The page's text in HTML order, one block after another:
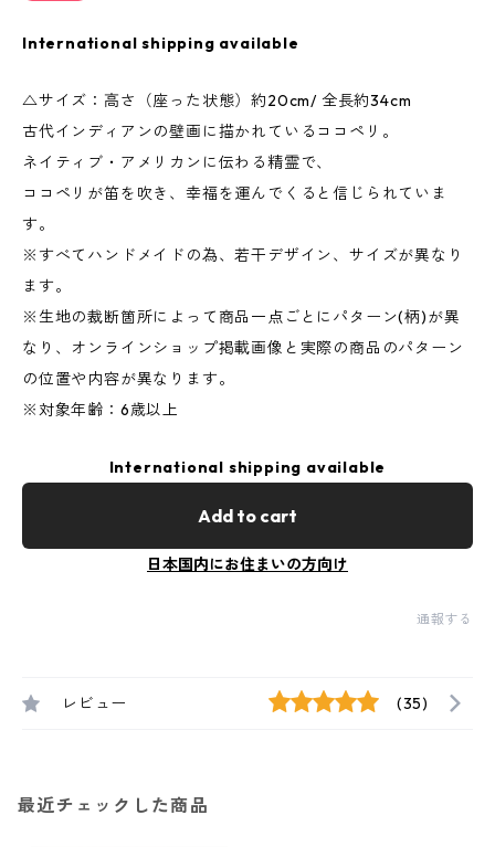
International shipping available
△サイズ：高さ（座った状態）約20cm/ 全長約34cm
古代インディアンの壁画に描かれているココペリ。
ネイティブ・アメリカンに伝わる精霊で、
ココペリが笛を吹き、幸福を運んでくると信じられていま
す。
※すべてハンドメイドの為、若干デザイン、サイズが異なり
ます。
※生地の裁断箇所によって商品一点ごとにパターン(柄)が異
なり、オンラインショップ掲載画像と実際の商品のパターン
の位置や内容が異なります。
※対象年齢：6歳以上
International shipping available
Add to cart
日本国内にお住まいの方向け
通報する
レビュー (35)
最近チェックした商品